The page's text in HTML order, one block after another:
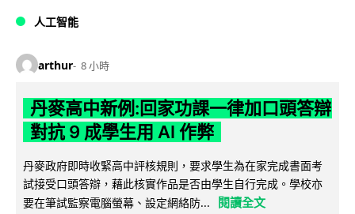
人工智能
arthur 8 小時
丹麥高中新例:回家功課一律加口頭答辯
對抗 9 成學生用 AI 作弊
丹麥政府即時收緊高中評核規則，要求學生為在家完成書面考
試接受口頭答辯，藉此核實作品是否由學生自行完成。學校亦
要在筆試監察電腦螢幕、設定網絡防...
閱讀全文